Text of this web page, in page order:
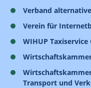
Verband
Verein für
WIHUP
Transport und